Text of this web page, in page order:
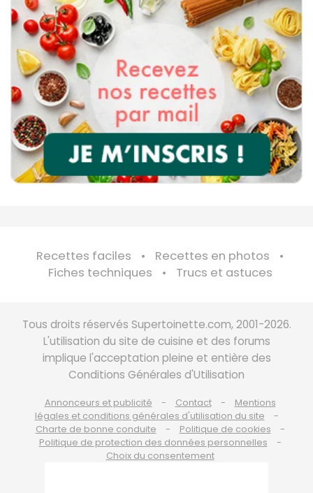
Recettes faciles
Recettes en photos
Fiches techniques
Trucs et astuces
Tous droits réservés Supertoinette.com, 2001-2026.
L'utilisation du site de cuisine et des forums
implique l'acceptation pleine et entière des
Conditions Générales d'Utilisation
Annonceurs et publicité Contact
Mentions
légales et conditions générales d'utilisation du site
Charte de bonne conduite
Politique de cookies
Politique de protection des données personnelles
Choix du consentement